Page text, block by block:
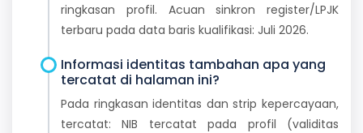
ringkasan profil. Acuan sinkron register/LPJK
terbaru pada data baris kualifikasi: Juli 2026.
Informasi identitas tambahan apa yang
tercatat di halaman ini?
Pada ringkasan identitas dan strip kepercayaan,
tercatat: NIB tercatat pada profil (validitas